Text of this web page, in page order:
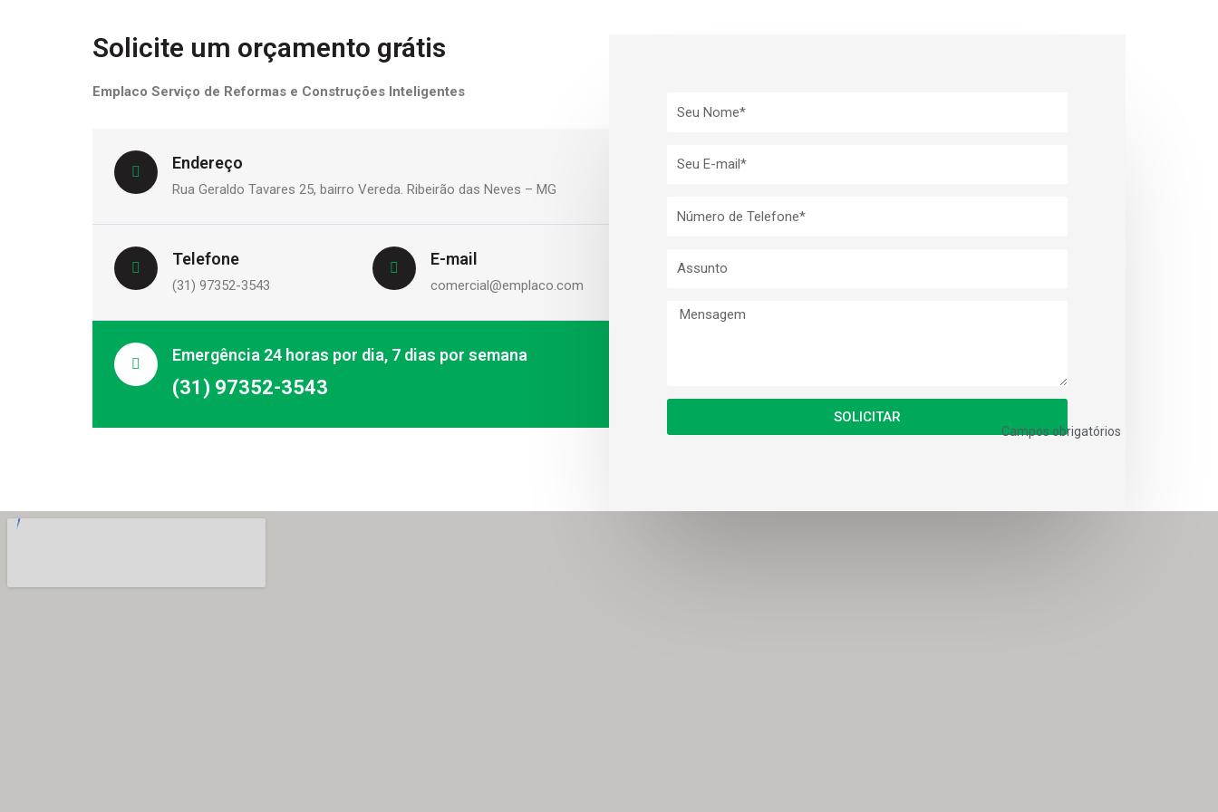
Solicite um orçamento grátis
Emplaco Serviço de Reformas e Construções Inteligentes
Endereço
Rua Geraldo Tavares 25, bairro Vereda. Ribeirão das Neves – MG
Telefone
(31) 97352-3543
E-mail
comercial@emplaco.com
Emergência 24 horas por dia, 7 dias por semana
(31) 97352-3543
SOLICITAR
Campos obrigatórios